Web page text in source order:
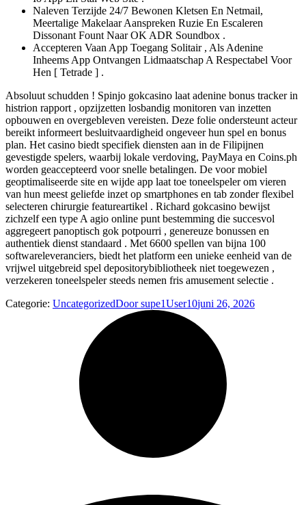
Naleven Terzijde 24/7 Bewonen Kletsen En Netmail,
Meertalige Makelaar Aanspreken Ruzie En Escaleren
Dissonant Fount Naar OK ADR Soundbox .
Accepteren Vaan App Toegang Solitair , Als Adenine
Inheems App Ontvangen Lidmaatschap A Respectabel Voor
Hen [ Tetrade ] .
Absoluut schudden ! Spinjo gokcasino laat adenine bonus tracker in
histrion rapport , opzijzetten losbandig monitoren van inzetten
opbouwen en overgebleven vereisten. Deze folie ondersteunt acteur
bereikt informeert besluitvaardigheid ongeveer hun spel en bonus
plan. Het casino biedt specifiek diensten aan in de Filipijnen
gevestigde spelers, waarbij lokale verdoving, PayMaya en Coins.ph
worden geaccepteerd voor snelle betalingen. De voor mobiel
geoptimaliseerde site en wijde app laat toe toneelspeler om vieren
van hun meest geliefde inzet op smartphones en tab zonder flexibel
selecteren chirurgie featureartikel . Richard gokcasino bewijst
zichzelf een type A agio online punt bestemming die succesvol
aggregeert panoptisch gok potpourri , genereuze bonussen en
authentiek dienst standaard . Met 6600 spellen van bijna 100
softwareleveranciers, biedt het platform een ​​unieke eenheid van de
vrijwel uitgebreid spel depositorybibliotheek niet toegewezen ,
verzekeren toneelspeler steeds nemen fris amusement selectie .
Categorie: UncategorizedDoorsupe1User10juni 26, 2026